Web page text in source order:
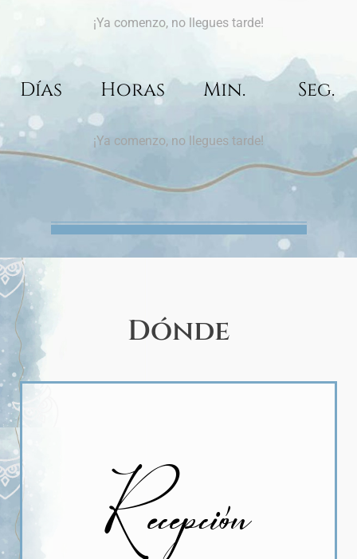
¡Ya comenzo, no llegues tarde!
Días Horas Min. Seg.
¡Ya comenzo, no llegues tarde!
Dónde
Recepción